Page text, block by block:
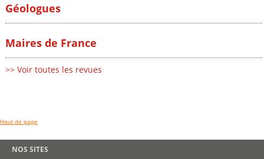
Géologues
Maires de France
>> Voir toutes les revues
Haut de page
NOS SITES